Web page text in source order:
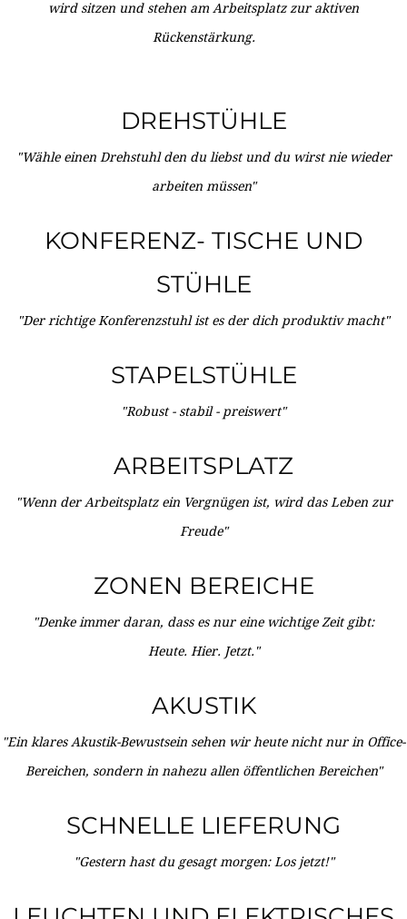
wird sitzen und stehen am Arbeitsplatz zur aktiven
Rückenstärkung.
DREHSTÜHLE
"Wähle einen Drehstuhl den du liebst und du wirst nie wieder
arbeiten müssen"
KONFERENZ- TISCHE UND
STÜHLE
"Der richtige Konferenzstuhl ist es der dich produktiv macht"
STAPELSTÜHLE
"Robust - stabil - preiswert"
ARBEITSPLATZ
"Wenn der Arbeitsplatz ein Vergnügen ist, wird das Leben zur
Freude"
ZONEN BEREICHE
"Denke immer daran, dass es nur eine wichtige Zeit gibt:
Heute. Hier. Jetzt."
AKUSTIK
"Ein klares Akustik-Bewustsein sehen wir heute nicht nur in Office-
Bereichen, sondern in nahezu allen öffentlichen Bereichen"
SCHNELLE LIEFERUNG
"Gestern hast du gesagt morgen: Los jetzt!"